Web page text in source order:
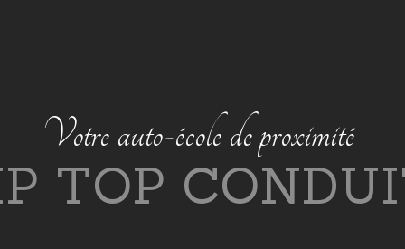
AAC / B
Nosdifférentspermis